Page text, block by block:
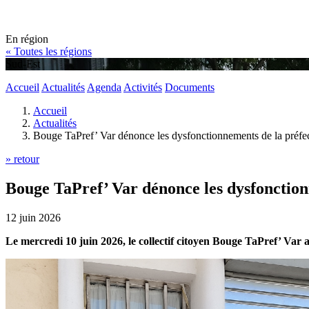
En région
« Toutes les régions
Sud-Est
Accueil Actualités Agenda Activités Documents
Accueil
Actualités
Bouge TaPref’ Var dénonce les dysfonctionnements de la
» retour
Bouge TaPref’ Var dénonce les
12 juin 2026
Le mercredi 10 juin 2026, le collectif citoyen Bouge TaPref’ Var